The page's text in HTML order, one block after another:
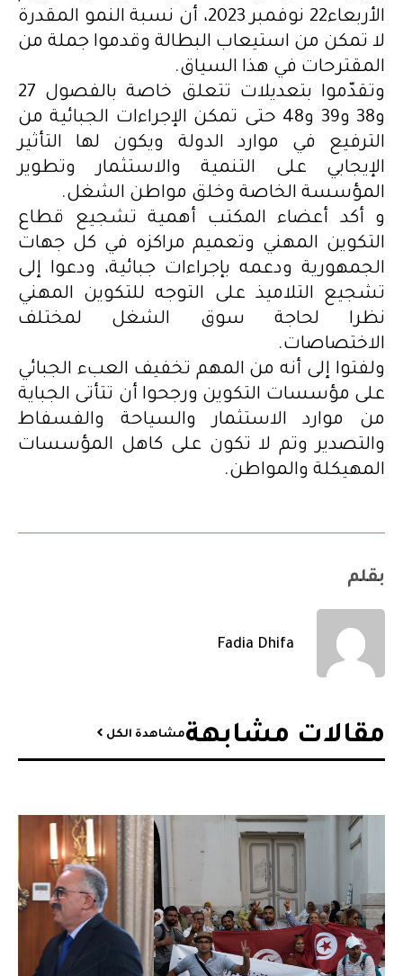
الأربعاء22 نوفمبر 2023، أن نسبة النمو المقدرة
لا تمكن من استيعاب البطالة وقدموا جملة من
المقترحات في هذا السياق.
وتقدّموا بتعديلات تتعلق خاصة بالفصول 27
و38 و39 و48 حتى تمكن الإجراءات الجبائية من
الترفيع في موارد الدولة ويكون لها التأثير
الإيجابي على التنمية والاستثمار وتطوير
المؤسسة الخاصة وخلق مواطن الشغل.
و أكد أعضاء المكتب أهمية تشجيع قطاع
التكوين المهني وتعميم مراكزه في كل جهات
الجمهورية ودعمه بإجراءات جبائية، ودعوا إلى
تشجيع التلاميذ على التوجه للتكوين المهني
نظرا لحاجة سوق الشغل لمختلف
الاختصاصات.
ولفتوا إلى أنه من المهم تخفيف العبء الجبائي
على مؤسسات التكوين ورجحوا أن تتأتى الجباية
من موارد الاستثمار والسياحة والفسفاط
والتصدير وتم لا تكون على كاهل المؤسسات
المهيكلة والمواطن.
بقلم
Fadia Dhifa
مقالات مشابهة​مشاهدة الكل